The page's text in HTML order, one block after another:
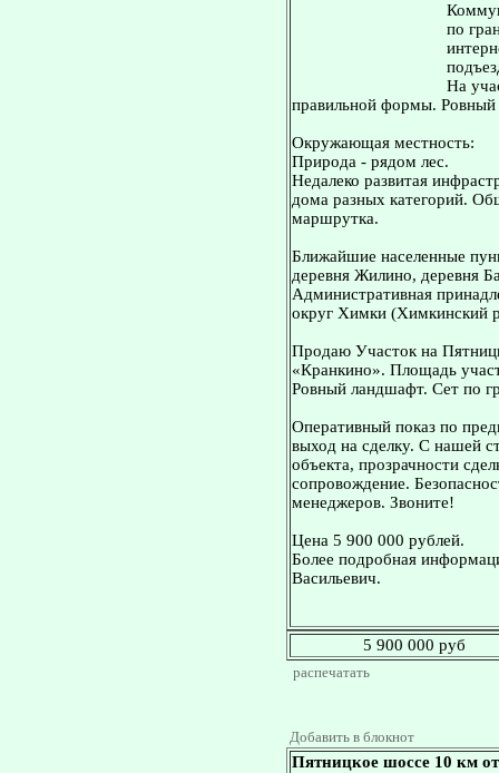
по
На
правильной формы.
Окружающая местность:
Природа - рядом лес.
Недалеко развитая
дома разных категорий.
маршрутка.
Ближайшие населенные
деревня Жилино, деревня
Административная
округ Химки (Химкинский
Продаю Участок на
«Кранкино». Площадь
Ровный ландшафт. Сет по
Оперативный показ по
выход на сделку. С нашей
объекта, прозрачности
сопровождение.
менеджеров. Звоните!
Цена 5 900 000 рублей.
Более подробная
Васильевич.
5 900 000 руб
распечатать
Добавить в блокнот
Пятницкое шоссе 10 км